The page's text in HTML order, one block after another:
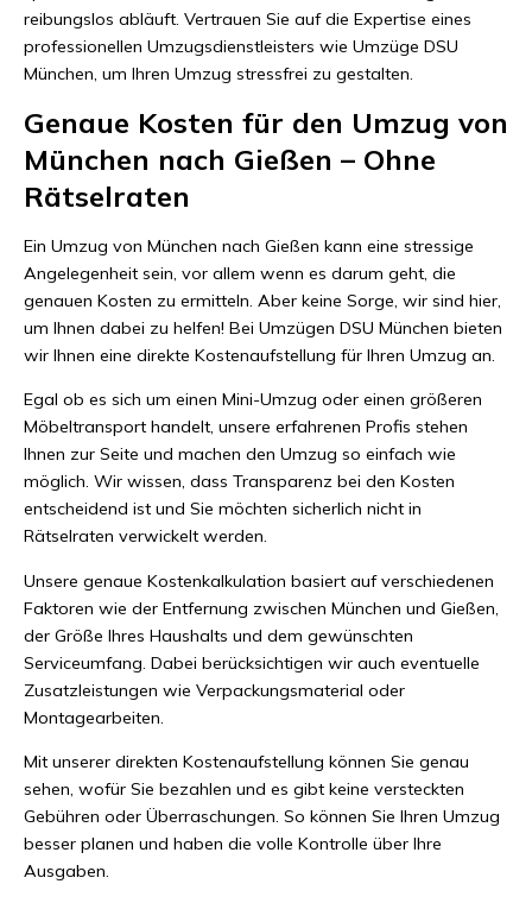
reibungslos abläuft. Vertrauen Sie auf die Expertise eines
professionellen Umzugsdienstleisters wie Umzüge DSU
München, um Ihren Umzug stressfrei zu gestalten.
Genaue Kosten für den Umzug von
München nach Gießen – Ohne
Rätselraten
Ein Umzug von München nach Gießen kann eine stressige
Angelegenheit sein, vor allem wenn es darum geht, die
genauen Kosten zu ermitteln. Aber keine Sorge, wir sind hier,
um Ihnen dabei zu helfen! Bei Umzügen DSU München bieten
wir Ihnen eine direkte Kostenaufstellung für Ihren Umzug an.
Egal ob es sich um einen Mini-Umzug oder einen größeren
Möbeltransport handelt, unsere erfahrenen Profis stehen
Ihnen zur Seite und machen den Umzug so einfach wie
möglich. Wir wissen, dass Transparenz bei den Kosten
entscheidend ist und Sie möchten sicherlich nicht in
Rätselraten verwickelt werden.
Unsere genaue Kostenkalkulation basiert auf verschiedenen
Faktoren wie der Entfernung zwischen München und Gießen,
der Größe Ihres Haushalts und dem gewünschten
Serviceumfang. Dabei berücksichtigen wir auch eventuelle
Zusatzleistungen wie Verpackungsmaterial oder
Montagearbeiten.
Mit unserer direkten Kostenaufstellung können Sie genau
sehen, wofür Sie bezahlen und es gibt keine versteckten
Gebühren oder Überraschungen. So können Sie Ihren Umzug
besser planen und haben die volle Kontrolle über Ihre
Ausgaben.